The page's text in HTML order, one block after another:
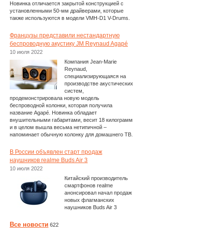
Новинка отличается закрытой конструкцией с
установленными 50-мм драйверами, которые
также используются в модели VMH-D1 V-Drums.
Французы представили нестандартную
беспроводную акустику JM Reynaud Agapé
10 июля 2022
Компания Jean-Marie
Reynaud,
специализирующаяся на
производстве акустических
систем,
продемонстрировала новую модель
беспроводной колонки, которая получила
название Agapé. Новинка обладает
внушительными габаритами, весит 18 килограмм
и в целом вышла весьма нетипичной –
напоминает обычную колонку для домашнего ТВ.
В России объявлен старт продаж
наушников realme Buds Air 3
10 июля 2022
Китайский производитель
смартфонов realme
анонсировал начал продаж
новых флагманских
наушников Buds Air 3
Все новости 622